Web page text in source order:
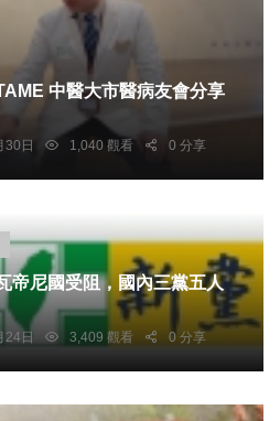
友會分享
30日 1,040 觀看 0 分享
帝尼國受阻，國內三黨五人
24日 3,409 觀看 0 分享